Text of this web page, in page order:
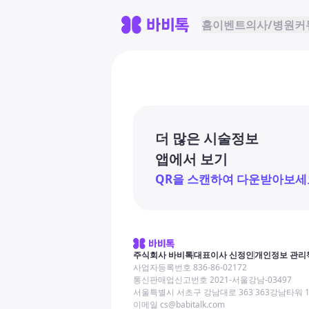
홈이벤트의사/병원커
더 많은 시술정보
앱에서 보기
QR을 스캔하여 다운받아보세
주식회사 바비톡대표이사 신정인개인정보 관리
사업자등록번호 836-86-02172
통신판매업신고번호 2021-서울강남-03497
서울특별시 서초구 강남대로 363 363강남타워
이메일 cs@babitalk.com